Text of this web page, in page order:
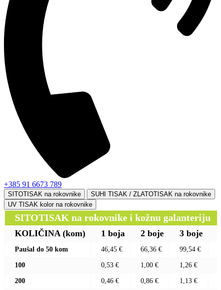
+385 91 6673 789
SITOTISAK na rokovnike
SUHI TISAK / ZLATOTISAK na rokovnike
UV TISAK kolor na rokovnike
SITOTISAK na rokovnike i kožnu galanteriju
KOLIČINA (kom) 1 boja 2 boje 3 boje
Paušal do 50 kom 46,45 € 66,36 € 99,54 €
100 0,53 € 1,00 € 1,26 €
200 0,46 € 0,86 € 1,13 €